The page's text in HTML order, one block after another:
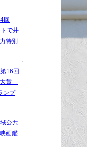
回
で井
特別
16回
大賞
ンプ
公共
画鑑